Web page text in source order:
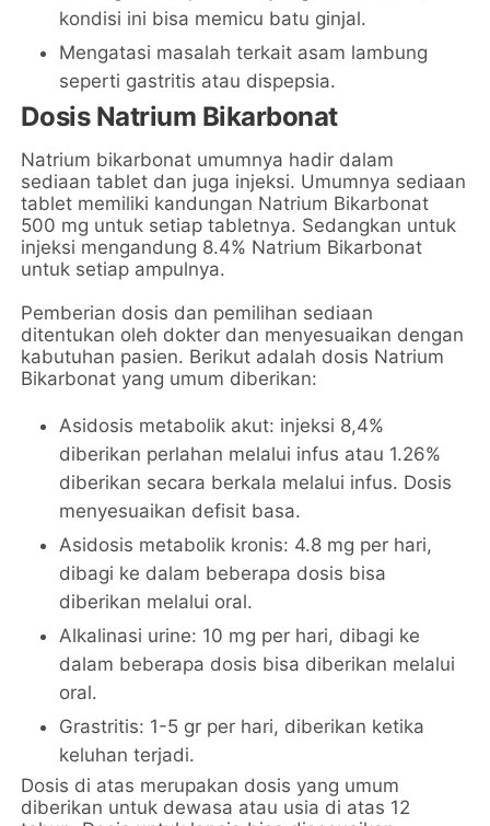
kondisi ini bisa memicu batu ginjal.
Mengatasi masalah terkait asam lambung
seperti gastritis atau dispepsia.
Dosis Natrium Bikarbonat
Natrium bikarbonat umumnya hadir dalam
sediaan tablet dan juga injeksi. Umumnya sediaan
tablet memiliki kandungan Natrium Bikarbonat
500 mg untuk setiap tabletnya. Sedangkan untuk
injeksi mengandung 8.4% Natrium Bikarbonat
untuk setiap ampulnya.
Pemberian dosis dan pemilihan sediaan
ditentukan oleh dokter dan menyesuaikan dengan
kabutuhan pasien. Berikut adalah dosis Natrium
Bikarbonat yang umum diberikan:
Asidosis metabolik akut: injeksi 8,4%
diberikan perlahan melalui infus atau 1.26%
diberikan secara berkala melalui infus. Dosis
menyesuaikan defisit basa.
Asidosis metabolik kronis: 4.8 mg per hari,
dibagi ke dalam beberapa dosis bisa
diberikan melalui oral.
Alkalinasi urine: 10 mg per hari, dibagi ke
dalam beberapa dosis bisa diberikan melalui
oral.
Grastritis: 1-5 gr per hari, diberikan ketika
keluhan terjadi.
Dosis di atas merupakan dosis yang umum
diberikan untuk dewasa atau usia di atas 12